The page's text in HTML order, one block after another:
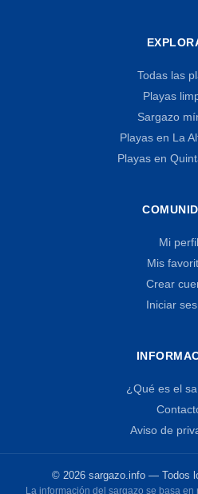
Todas las
Playas
Sargazo
Playas en La
Playas en
Mi perfil
Mis
Crear
Iniciar
¿Qué es el
Aviso de
© 2026 sargazo.info — Todos
La información del sargazo se basa